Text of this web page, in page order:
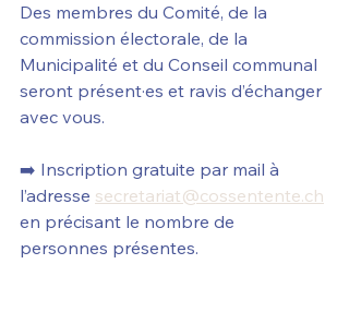
Des membres du Comité, de la
commission électorale, de la
Municipalité et du Conseil communal
seront présent·es et ravis d’échanger
avec vous.
➡️ Inscription gratuite par mail à
l’adresse secretariat@cossentente.ch
en précisant le nombre de
personnes présentes.